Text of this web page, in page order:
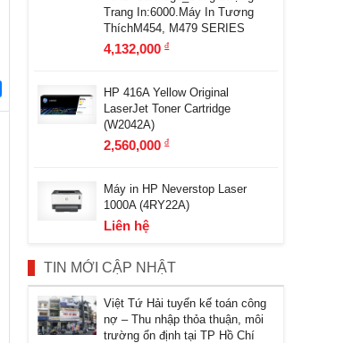
Trang In:6000.Máy In Tương
ThíchM454, M479 SERIES
4,132,000đ
HP 416A Yellow Original
LaserJet Toner Cartridge
(W2042A)
2,560,000đ
Máy in HP Neverstop Laser
1000A (4RY22A)
Liên hệ
TIN MỚI CẬP NHẬT
Việt Tứ Hải tuyển kế toán công
nợ – Thu nhập thỏa thuận, môi
trường ổn định tại TP Hồ Chí